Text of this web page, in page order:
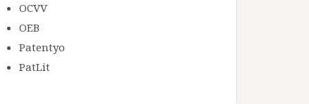
OCVV
OEB
Patentyo
PatLit